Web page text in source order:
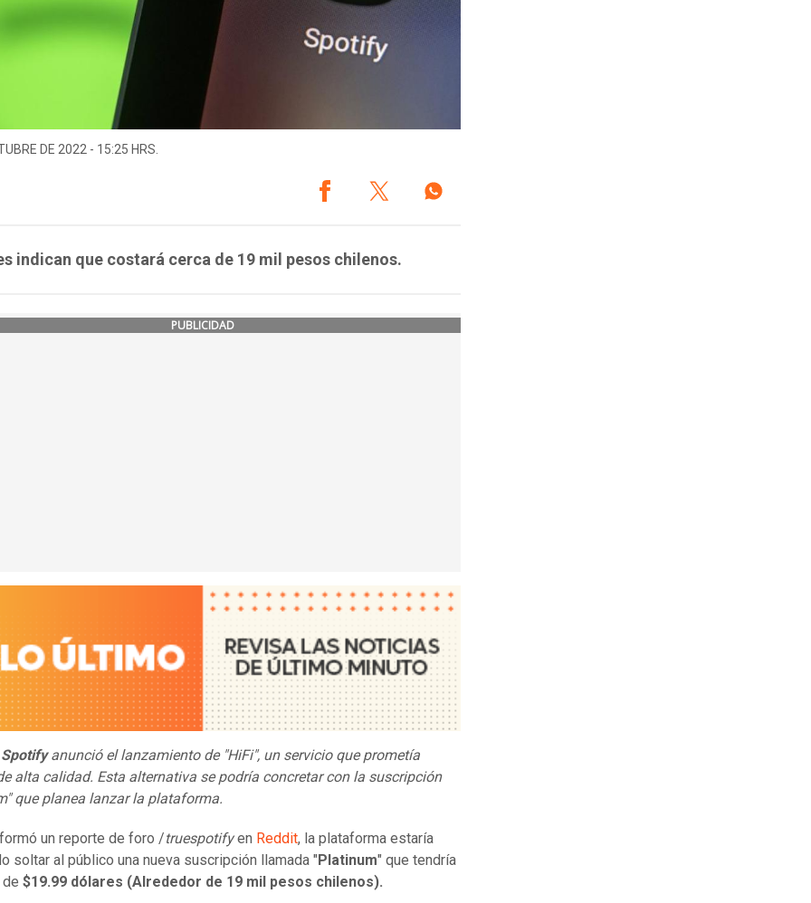
DE 2022 - 15:25 HRS.
indican que costará cerca de 19 mil pesos chilenos.
PUBLICIDAD
Spotifyanunció el lanzamiento de "HiFi", un servicio que prometía
alta calidad. Esta alternativa se podría concretar con la suscripción
que planea lanzar la plataforma.
un reporte de foro /truespotifyen Reddit, la plataforma estaría
soltar al público una nueva suscripción llamada " Platinum" que tendría
$19.99 dólares (Alrededor de 19 mil pesos chilenos).